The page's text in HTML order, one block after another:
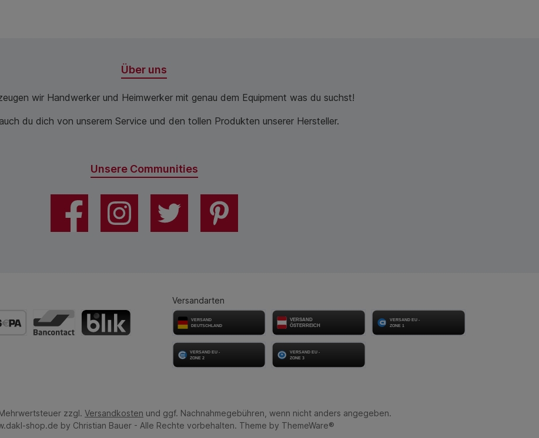
Über uns
wir Handwerker und Heimwerker mit genau dem Equipment was du suchst!
du dich von unserem Service und den tollen Produkten unserer Hersteller.
Unsere Communities
Versandarten
zzgl. Versandkosten und ggf. Nachnahmegebühren, wenn nicht anders angegeben.
shop.de by Christian Bauer - Alle Rechte vorbehalten. Theme by ThemeWare®